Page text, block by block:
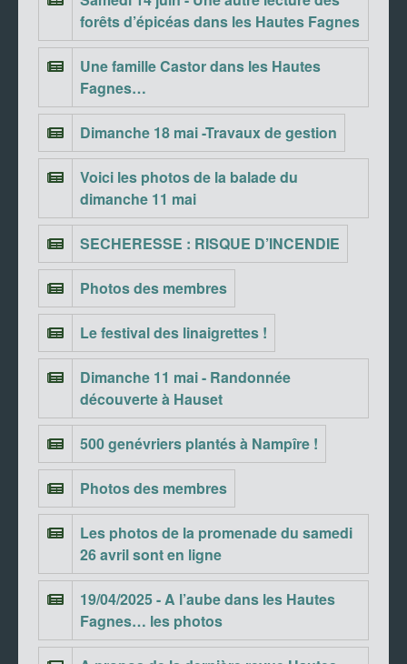
forêts d’épicéas dans les Hautes Fagnes
Une famille Castor dans les Hautes
Fagnes…
Dimanche 18 mai -Travaux de gestion
Voici les photos de la balade du
dimanche 11 mai
SECHERESSE : RISQUE D’INCENDIE
Photos des membres
Le festival des linaigrettes !
Dimanche 11 mai - Randonnée
découverte à Hauset
500 genévriers plantés à Nampîre !
Photos des membres
Les photos de la promenade du samedi
26 avril sont en ligne
19/04/2025 - A l’aube dans les Hautes
Fagnes… les photos